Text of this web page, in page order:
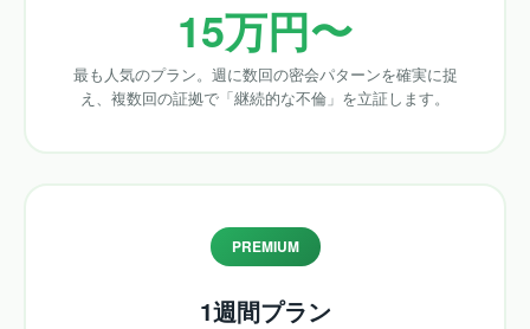
15万円〜
最も人気のプラン。週に数回の密会パターンを確実に捉
え、複数回の証拠で「継続的な不倫」を立証します。
PREMIUM
1週間プラン